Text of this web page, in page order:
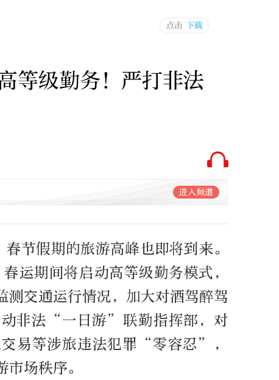
等级勤务！严打非法
进入频道
节假期的旅游高峰也即将到来。
运期间将启动高等级勤务模式，
测交通运行情况，加大对酒驾醉驾
非法“一日游”联勤指挥部，对
易等涉旅违法犯罪“零容忍”，
场秩序。